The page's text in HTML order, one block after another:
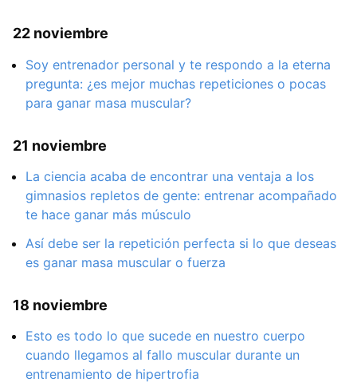
22 noviembre
Soy entrenador personal y te respondo a la eterna
pregunta: ¿es mejor muchas repeticiones o pocas
para ganar masa muscular?
21 noviembre
La ciencia acaba de encontrar una ventaja a los
gimnasios repletos de gente: entrenar acompañado
te hace ganar más músculo
Así debe ser la repetición perfecta si lo que deseas
es ganar masa muscular o fuerza
18 noviembre
Esto es todo lo que sucede en nuestro cuerpo
cuando llegamos al fallo muscular durante un
entrenamiento de hipertrofia